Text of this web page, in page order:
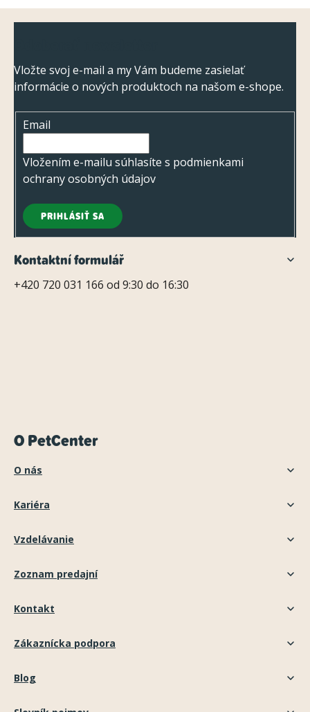
á
a
c
i
e
r
v
v
i
á
n
o
v
a
n
Vložte svoj e-mail a my Vám budeme zasielať
informácie o nových produktoch na našom e-shope.
Email
Vložením e-mailu súhlasíte s podmienkami
ochrany osobných údajov
PRIHLÁSIŤ SA
Kontaktní formulář
+420 720 031 166 od 9:30 do 16:30
O PetCenter
O nás
Kariéra
Vzdelávanie
Zoznam predajní
Kontakt
Zákaznícka podpora
Blog